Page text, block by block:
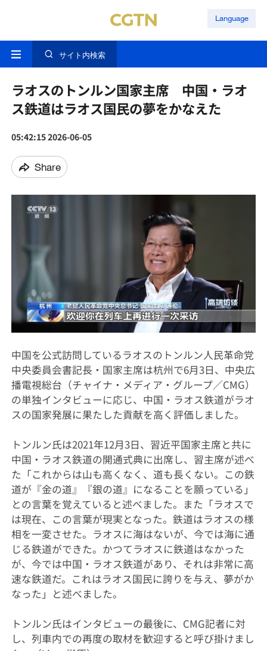
Language
サイト内検索
ラオスのトンルン国家主席 中国・ラオ
ス鉄道はラオス国民の夢をかなえた
05:42:15 2026-06-05
Share
中国を公式訪問しているラオスのトンルン人民革命党
中央委員会書記長・国家主席は杭州で6月3日、中央広
播電視総台（チャイナ・メディア・グループ／CMG）
の単独インタビューに応じ、中国・ラオス鉄道がラオ
スの国家発展に果たした貢献を高く評価しました。
トンルン氏は2021年12月3日、習近平国家主席と共に
中国・ラオス鉄道の開通式典に出席し、習主席が述べ
た「これからは山も高くなく、道も長くない。この鉄
道が『金の道』『銀の道』になることを願っている」
との言葉を覚えていると述べました。また「ラオスで
は現在、この言葉が現実となった。鉄道はラオスの様
相を一変させた。ラオスに海はないが、今では海に通
じる鉄道ができた。かつてラオスに鉄道はなかった
が、今では中国・ラオス鉄道があり、それは非常に高
速な鉄道だ。これはラオス国民に誇りを与え、夢がか
なった」と述べました。
トンルン氏はインタビューの最後に、CMG記者に対
し、列車内での再度の取材を歓迎すると呼び掛けまし